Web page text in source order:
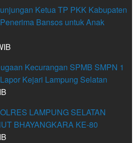
Ketua TP PKK Kabupaten
Bansos untuk Anak
Kecurangan SPMB SMPN 1
Kejari Lampung Selatan
LAMPUNG SELATAN
BHAYANGKARA KE-80